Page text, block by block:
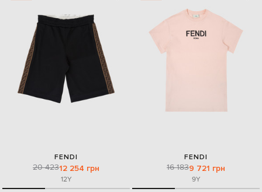
FENDI
20 42312 254 грн
12Y
FENDI
16 1839 721 грн
9Y